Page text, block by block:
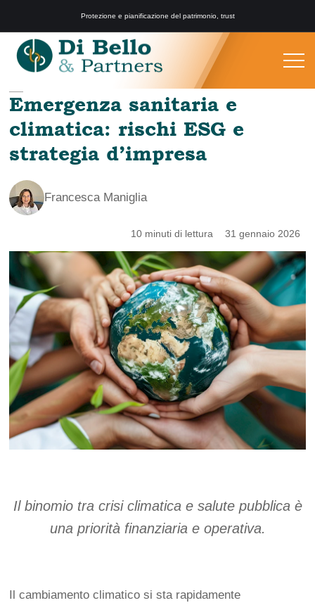
Protezione e pianificazione del patrimonio, trust
Emergenza sanitaria e
climatica: rischi ESG e
strategia d’impresa
Francesca Maniglia
10 minuti di lettura 31 gennaio 2026
Il binomio tra crisi climatica e salute pubblica è
una priorità finanziaria e operativa.
Il cambiamento climatico si sta rapidamente